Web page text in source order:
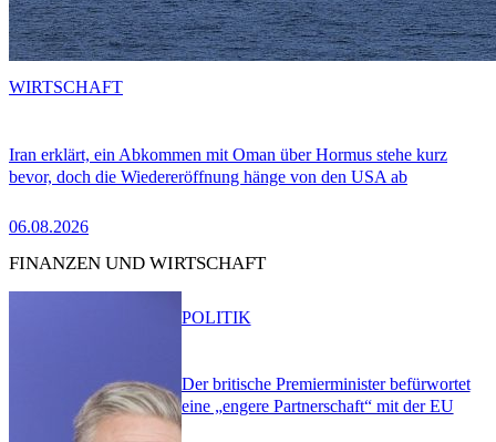
Iran erklärt, ein Abkommen mit Oman über Hormus stehe kurz
bevor, doch die Wiedereröffnung hänge von den USA ab
06.08.2026
WIRTSCHAFT
FINANZEN UND WIRTSCHAFT
Der britische Premierminister befürwortet
eine „engere Partnerschaft“ mit der EU
POLITIK